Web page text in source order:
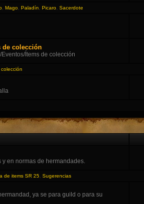
Mago Paladín Picaro Sacerdote
de colección
Ítems de colección
en normas de hermandades.
de items SR 25 Sugerencias
ya se para guild o para su